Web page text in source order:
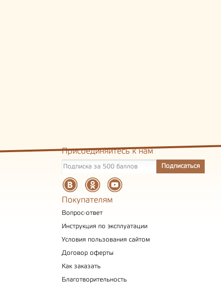
Присоединяйтесь к нам
Покупателям
Вопрос-ответ
Инструкция по эксплуатации
Условия пользования сайтом
Договор оферты
Как заказать
Благотворительность